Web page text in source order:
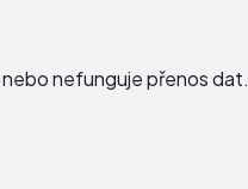
nebo nefunguje přenos dat.